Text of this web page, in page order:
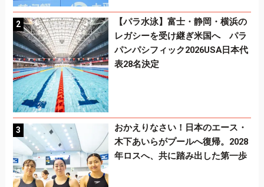
【パラ水泳】富士・静岡・横浜の
レガシーを受け継ぎ米国へ パラ
パンパシフィック2026USA日本代
表28名決定
おかえりなさい！日本のエース・
木下あいらがプールへ復帰。2028
年ロスへ、共に踏み出した第一歩